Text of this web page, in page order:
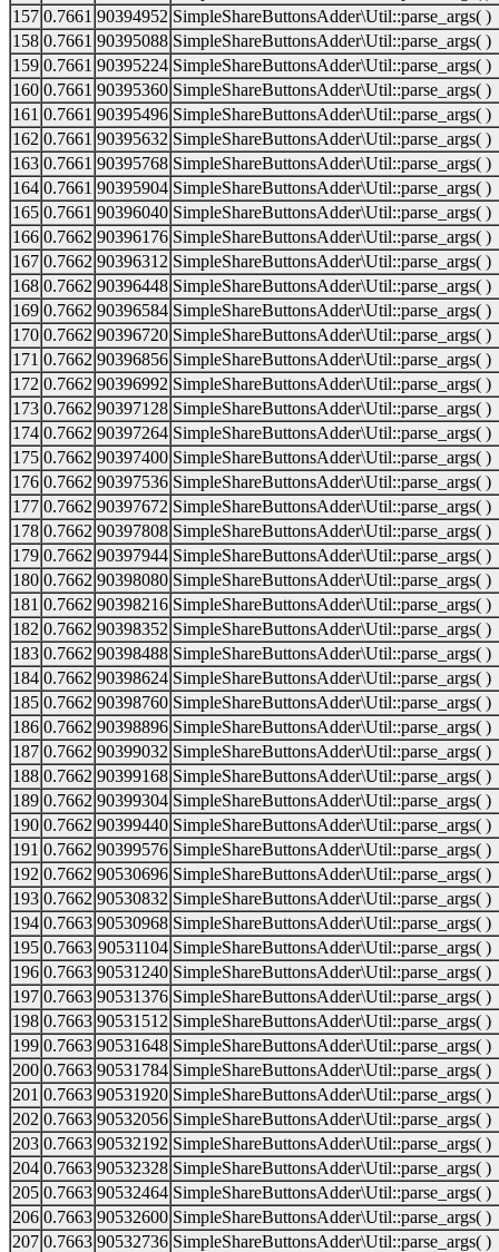
157 0.7661 90394952 SimpleShareButtonsAdder\Util::parse_args( )
158 0.7661 90395088 SimpleShareButtonsAdder\Util::parse_args( )
159 0.7661 90395224 SimpleShareButtonsAdder\Util::parse_args( )
160 0.7661 90395360 SimpleShareButtonsAdder\Util::parse_args( )
161 0.7661 90395496 SimpleShareButtonsAdder\Util::parse_args( )
162 0.7661 90395632 SimpleShareButtonsAdder\Util::parse_args( )
163 0.7661 90395768 SimpleShareButtonsAdder\Util::parse_args( )
164 0.7661 90395904 SimpleShareButtonsAdder\Util::parse_args( )
165 0.7661 90396040 SimpleShareButtonsAdder\Util::parse_args( )
166 0.7662 90396176 SimpleShareButtonsAdder\Util::parse_args( )
167 0.7662 90396312 SimpleShareButtonsAdder\Util::parse_args( )
168 0.7662 90396448 SimpleShareButtonsAdder\Util::parse_args( )
169 0.7662 90396584 SimpleShareButtonsAdder\Util::parse_args( )
170 0.7662 90396720 SimpleShareButtonsAdder\Util::parse_args( )
171 0.7662 90396856 SimpleShareButtonsAdder\Util::parse_args( )
172 0.7662 90396992 SimpleShareButtonsAdder\Util::parse_args( )
173 0.7662 90397128 SimpleShareButtonsAdder\Util::parse_args( )
174 0.7662 90397264 SimpleShareButtonsAdder\Util::parse_args( )
175 0.7662 90397400 SimpleShareButtonsAdder\Util::parse_args( )
176 0.7662 90397536 SimpleShareButtonsAdder\Util::parse_args( )
177 0.7662 90397672 SimpleShareButtonsAdder\Util::parse_args( )
178 0.7662 90397808 SimpleShareButtonsAdder\Util::parse_args( )
179 0.7662 90397944 SimpleShareButtonsAdder\Util::parse_args( )
180 0.7662 90398080 SimpleShareButtonsAdder\Util::parse_args( )
181 0.7662 90398216 SimpleShareButtonsAdder\Util::parse_args( )
182 0.7662 90398352 SimpleShareButtonsAdder\Util::parse_args( )
183 0.7662 90398488 SimpleShareButtonsAdder\Util::parse_args( )
184 0.7662 90398624 SimpleShareButtonsAdder\Util::parse_args( )
185 0.7662 90398760 SimpleShareButtonsAdder\Util::parse_args( )
186 0.7662 90398896 SimpleShareButtonsAdder\Util::parse_args( )
187 0.7662 90399032 SimpleShareButtonsAdder\Util::parse_args( )
188 0.7662 90399168 SimpleShareButtonsAdder\Util::parse_args( )
189 0.7662 90399304 SimpleShareButtonsAdder\Util::parse_args( )
190 0.7662 90399440 SimpleShareButtonsAdder\Util::parse_args( )
191 0.7662 90399576 SimpleShareButtonsAdder\Util::parse_args( )
192 0.7662 90530696 SimpleShareButtonsAdder\Util::parse_args( )
193 0.7662 90530832 SimpleShareButtonsAdder\Util::parse_args( )
194 0.7663 90530968 SimpleShareButtonsAdder\Util::parse_args( )
195 0.7663 90531104 SimpleShareButtonsAdder\Util::parse_args( )
196 0.7663 90531240 SimpleShareButtonsAdder\Util::parse_args( )
197 0.7663 90531376 SimpleShareButtonsAdder\Util::parse_args( )
198 0.7663 90531512 SimpleShareButtonsAdder\Util::parse_args( )
199 0.7663 90531648 SimpleShareButtonsAdder\Util::parse_args( )
200 0.7663 90531784 SimpleShareButtonsAdder\Util::parse_args( )
201 0.7663 90531920 SimpleShareButtonsAdder\Util::parse_args( )
202 0.7663 90532056 SimpleShareButtonsAdder\Util::parse_args( )
203 0.7663 90532192 SimpleShareButtonsAdder\Util::parse_args( )
204 0.7663 90532328 SimpleShareButtonsAdder\Util::parse_args( )
205 0.7663 90532464 SimpleShareButtonsAdder\Util::parse_args( )
206 0.7663 90532600 SimpleShareButtonsAdder\Util::parse_args( )
207 0.7663 90532736 SimpleShareButtonsAdder\Util::parse_args( )